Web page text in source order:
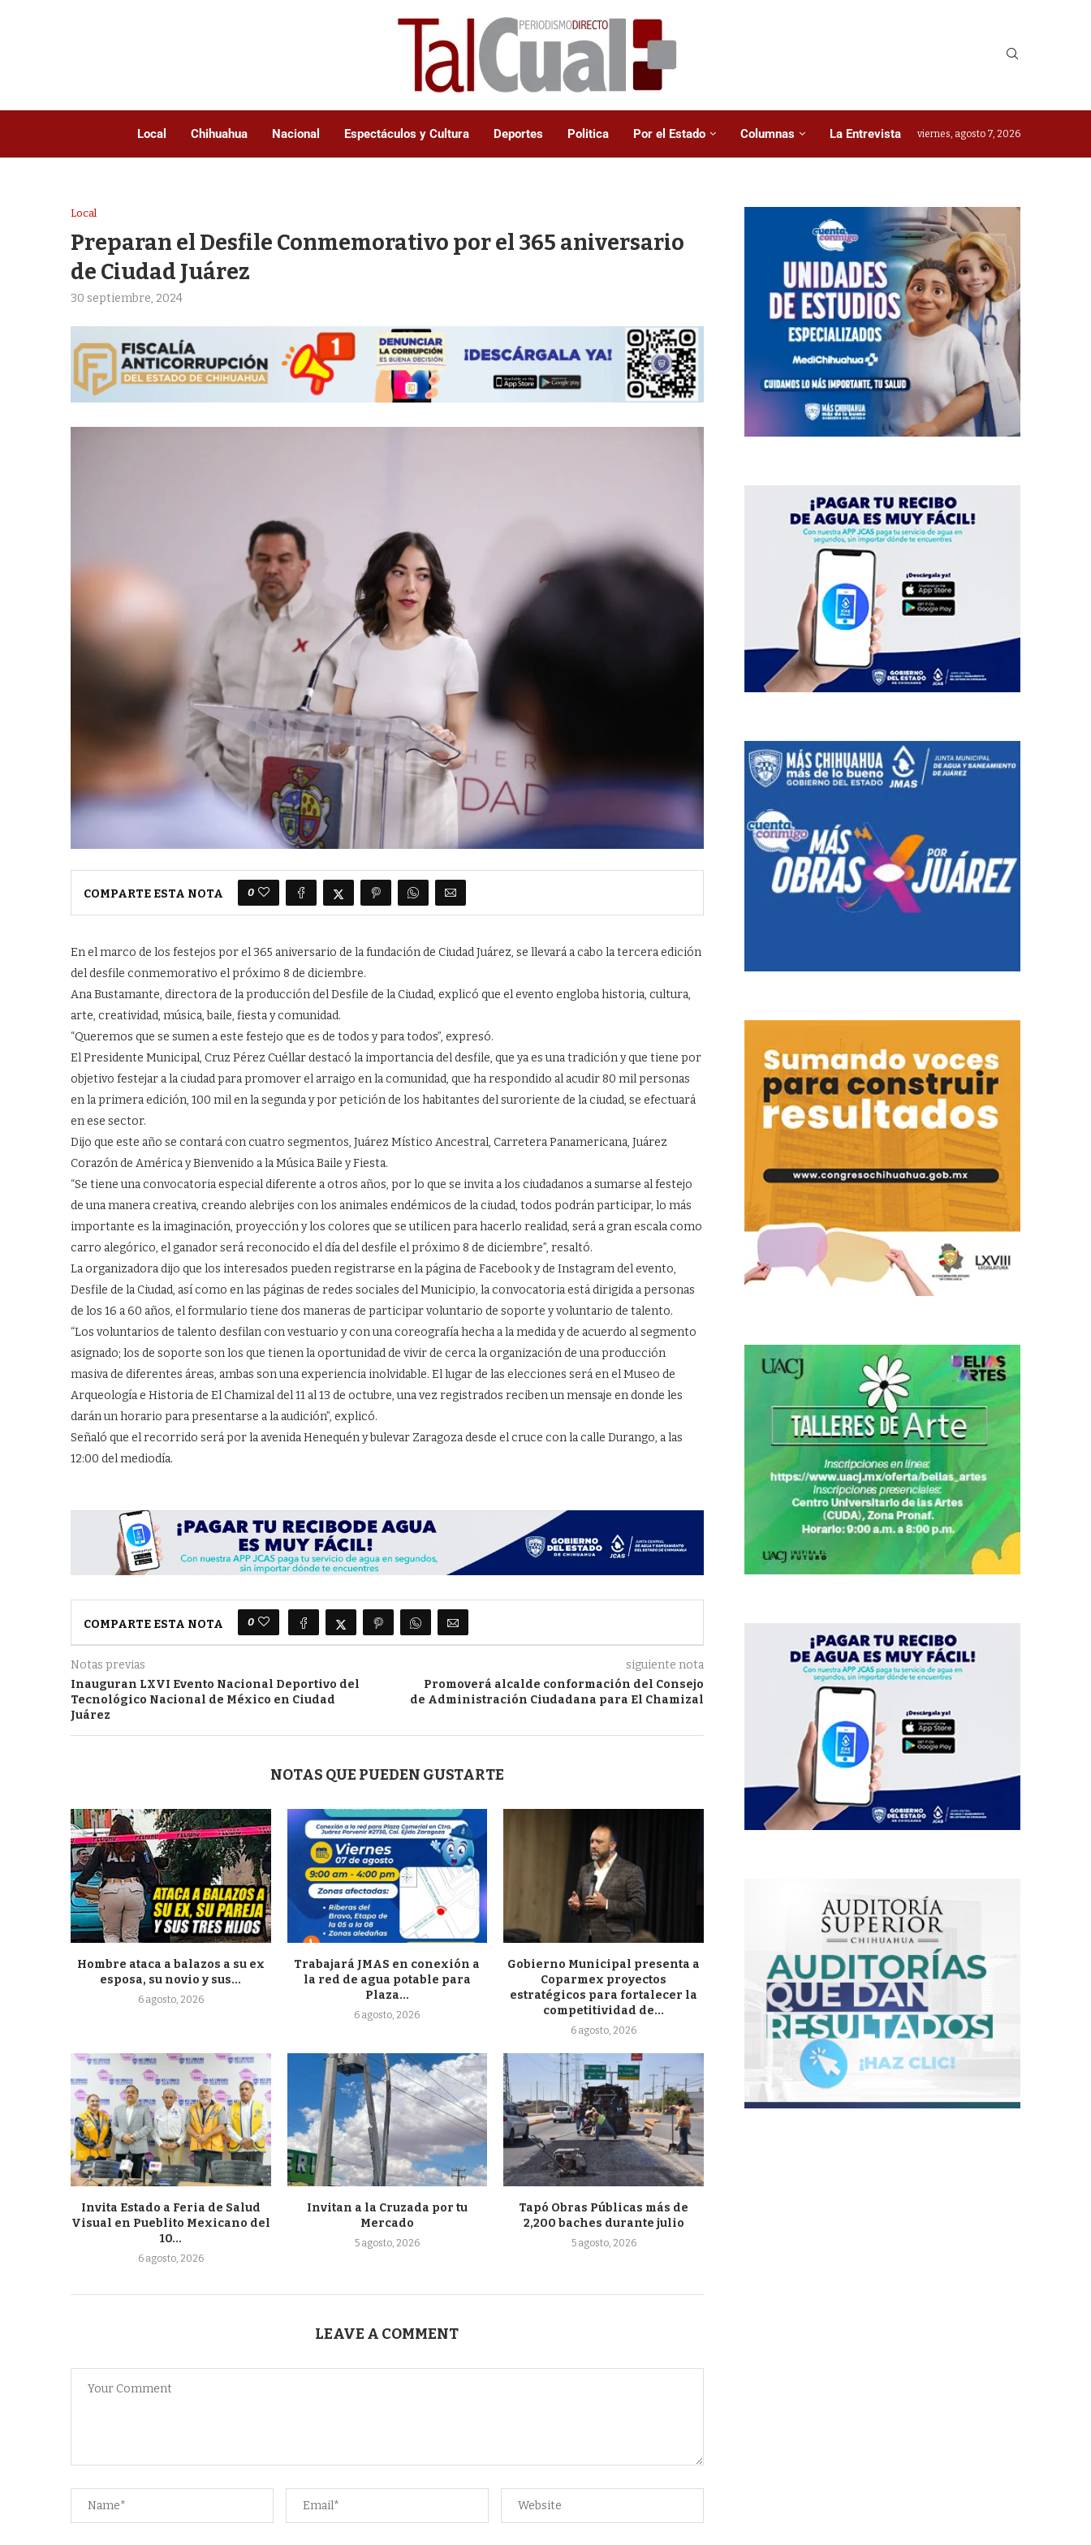
Local Chihuahua Nacional Espectáculos y Cultura Deportes Politica Por el Estado Columnas La Entrevista viernes, agosto 7, 2026
Local
Preparan el Desfile Conmemorativo por el 365 aniversario
de Ciudad Juárez
30 septiembre, 2024
COMPARTE ESTA NOTA 0
En el marco de los festejos por el 365 aniversario de la fundación de Ciudad Juárez, se llevará a cabo la tercera edición
del desfile conmemorativo el próximo 8 de diciembre.
Ana Bustamante, directora de la producción del Desfile de la Ciudad, explicó que el evento engloba historia, cultura,
arte, creatividad, música, baile, fiesta y comunidad.
“Queremos que se sumen a este festejo que es de todos y para todos”, expresó.
El Presidente Municipal, Cruz Pérez Cuéllar destacó la importancia del desfile, que ya es una tradición y que tiene por
objetivo festejar a la ciudad para promover el arraigo en la comunidad, que ha respondido al acudir 80 mil personas
en la primera edición, 100 mil en la segunda y por petición de los habitantes del suroriente de la ciudad, se efectuará
en ese sector.
Dijo que este año se contará con cuatro segmentos, Juárez Místico Ancestral, Carretera Panamericana, Juárez
Corazón de América y Bienvenido a la Música Baile y Fiesta.
“Se tiene una convocatoria especial diferente a otros años, por lo que se invita a los ciudadanos a sumarse al festejo
de una manera creativa, creando alebrijes con los animales endémicos de la ciudad, todos podrán participar, lo más
importante es la imaginación, proyección y los colores que se utilicen para hacerlo realidad, será a gran escala como
carro alegórico, el ganador será reconocido el día del desfile el próximo 8 de diciembre”, resaltó.
La organizadora dijo que los interesados pueden registrarse en la página de Facebook y de Instagram del evento,
Desfile de la Ciudad, así como en las páginas de redes sociales del Municipio, la convocatoria está dirigida a personas
de los 16 a 60 años, el formulario tiene dos maneras de participar voluntario de soporte y voluntario de talento.
“Los voluntarios de talento desfilan con vestuario y con una coreografía hecha a la medida y de acuerdo al segmento
asignado; los de soporte son los que tienen la oportunidad de vivir de cerca la organización de una producción
masiva de diferentes áreas, ambas son una experiencia inolvidable. El lugar de las elecciones será en el Museo de
Arqueología e Historia de El Chamizal del 11 al 13 de octubre, una vez registrados reciben un mensaje en donde les
darán un horario para presentarse a la audición”, explicó.
Señaló que el recorrido será por la avenida Henequén y bulevar Zaragoza desde el cruce con la calle Durango, a las
12:00 del mediodía.
COMPARTE ESTA NOTA 0
Notas previas
Inauguran LXVI Evento Nacional Deportivo del
Tecnológico Nacional de México en Ciudad
Juárez
siguiente nota
Promoverá alcalde conformación del Consejo
de Administración Ciudadana para El Chamizal
NOTAS QUE PUEDEN GUSTARTE
Hombre ataca a balazos a su ex
esposa, su novio y sus...
6 agosto, 2026
Trabajará JMAS en conexión a
la red de agua potable para
Plaza...
6 agosto, 2026
Gobierno Municipal presenta a
Coparmex proyectos
estratégicos para fortalecer la
competitividad de...
6 agosto, 2026
Invita Estado a Feria de Salud
Visual en Pueblito Mexicano del
10...
6 agosto, 2026
Invitan a la Cruzada por tu
Mercado
5 agosto, 2026
Tapó Obras Públicas más de
2,200 baches durante julio
5 agosto, 2026
LEAVE A COMMENT